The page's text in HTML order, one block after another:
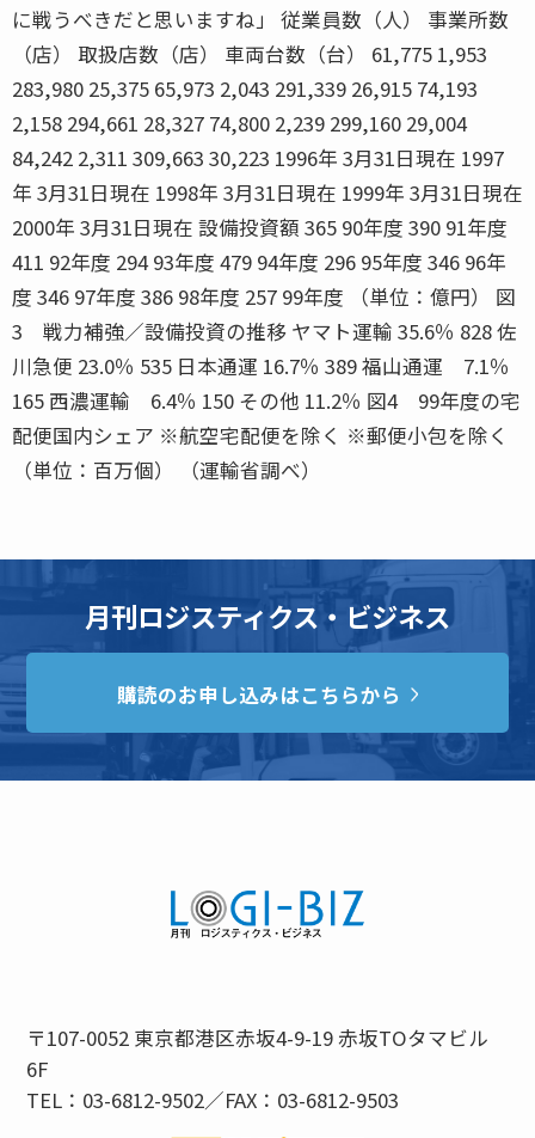
に戦うべきだと思いますね」 従業員数（人） 事業所数
（店） 取扱店数（店） 車両台数（台） 61,775 1,953
283,980 25,375 65,973 2,043 291,339 26,915 74,193
2,158 294,661 28,327 74,800 2,239 299,160 29,004
84,242 2,311 309,663 30,223 1996年 3月31日現在 1997
年 3月31日現在 1998年 3月31日現在 1999年 3月31日現在
2000年 3月31日現在 設備投資額 365 90年度 390 91年度
411 92年度 294 93年度 479 94年度 296 95年度 346 96年
度 346 97年度 386 98年度 257 99年度 （単位：億円） 図
3 戦力補強／設備投資の推移 ヤマト運輸 35.6％ 828 佐
川急便 23.0％ 535 日本通運 16.7％ 389 福山通運 7.1％
165 西濃運輸 6.4％ 150 その他 11.2％ 図4 99年度の宅
配便国内シェア ※航空宅配便を除く ※郵便小包を除く
（単位：百万個） （運輸省調べ）
月刊ロジスティクス・ビジネス
購読のお申し込みはこちらから
〒107-0052 東京都港区赤坂4-9-19 赤坂TOタマビル
6F
TEL：03-6812-9502／FAX：03-6812-9503